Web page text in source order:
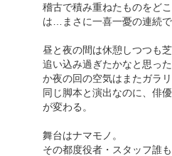
稽古で積み重ねたものをど
は…まさに一喜一憂の連続で
昼と夜の間は休憩しつつも
追い込み過ぎたかなと思っ
か夜の回の空気はまたガラリ
同じ脚本と演出なのに、俳
が変わる。
舞台はナマモノ。
その都度役者・スタッフ誰